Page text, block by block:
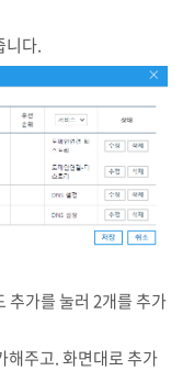
니다.
추가를 눌러 2개를 추가
해주고. 화면대로 추가